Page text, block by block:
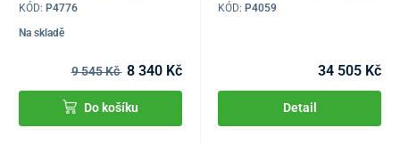
KÓD: P4776
Na skladě
9 545 Kč 8 340 Kč
Do košíku
KÓD:P4059
34 505 Kč
Detail